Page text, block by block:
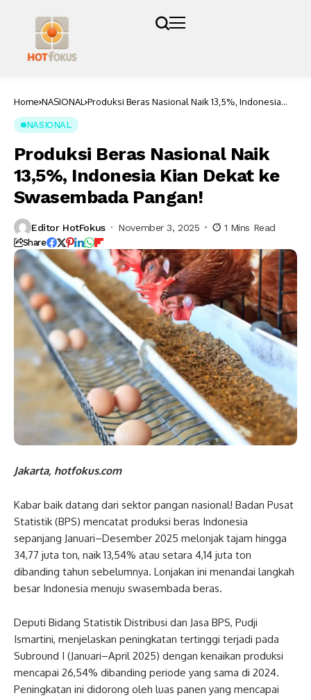
Home NASIONAL Produksi Beras Nasional Naik 13,5%, Indonesia
NASIONAL
Produksi Beras Nasional Naik
13,5%, Indonesia Kian Dekat ke
Swasembada Pangan!
Editor HotFokus November 3, 2025 1 Mins Read
Share
Jakarta, hotfokus.com
Kabar baik datang dari sektor pangan nasional! Badan Pusat
Statistik (BPS) mencatat produksi beras Indonesia
sepanjang Januari–Desember 2025 melonjak tajam hingga
34,77 juta ton, naik 13,54% atau setara 4,14 juta ton
dibanding tahun sebelumnya. Lonjakan ini menandai langkah
besar Indonesia menuju swasembada beras.
Deputi Bidang Statistik Distribusi dan Jasa BPS, Pudji
Ismartini, menjelaskan peningkatan tertinggi terjadi pada
Subround I (Januari–April 2025) dengan kenaikan produksi
mencapai 26,54% dibanding periode yang sama di 2024.
Peningkatan ini didorong oleh luas panen yang mencapai